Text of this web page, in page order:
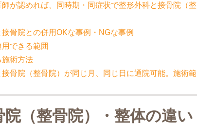
師が認めれば、同時期・同症状で整形外科と接骨院（整
骨院との併用OKな事例・NGな事例
できる範囲
術方法
骨院（整骨院）が同じ月、同じ日に通院可能。施術範
（整骨院）・整体の違い